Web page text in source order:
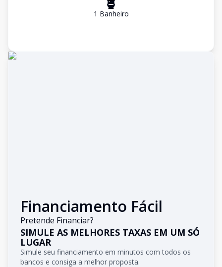
1 Banheiro
Financiamento Fácil
Pretende Financiar?
SIMULE AS MELHORES TAXAS EM UM SÓ
LUGAR
Simule seu financiamento em minutos com todos os
bancos e consiga a melhor proposta.